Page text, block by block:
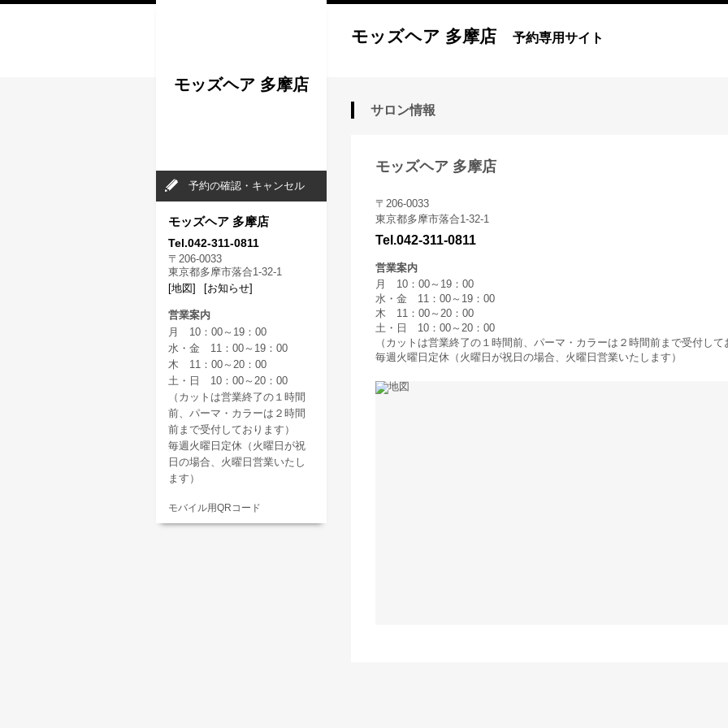
モッズヘア 多摩店 予約専用サイト
サロン情報
モッズヘア 多摩店
〒206-0033
東京都多摩市落合1-32-1
Tel.042-311-0811
営業案内
月 10：00～19：00
水・金 11：00～19：00
木 11：00～20：00
土・日 10：00～20：00
（カットは営業終了の１時間前、パーマ・カラーは２時間前まで受付して
毎週火曜日定休（火曜日が祝日の場合、火曜日営業いたします）
モッズヘア 多摩店
予約の確認・キャンセル
モッズヘア 多摩店
Tel.042-311-0811
〒206-0033
東京都多摩市落合1-32-1
[地図]
[お知らせ]
営業案内
月 10：00～19：00
水・金 11：00～19：00
木 11：00～20：00
土・日 10：00～20：00
（カットは営業終了の１時間
前、パーマ・カラーは２時間
前まで受付しております）
毎週火曜日定休（火曜日が祝
日の場合、火曜日営業いたし
ます）
モバイル用QRコード